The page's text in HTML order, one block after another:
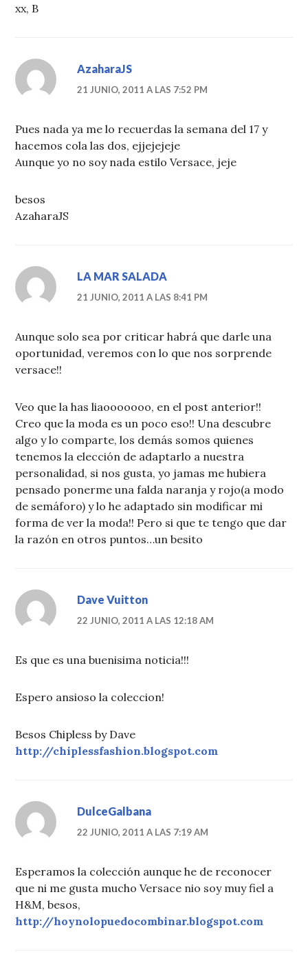
xx, B
AzaharaJS
21 JUNIO, 2011 A LAS 7:52 PM
Pues nada ya me lo recuerdas la semana del 17 y
hacemos cola las dos, ejjejejeje
Aunque yo no soy nada estilo Versace, jeje
besos
AzaharaJS
LA MAR SALADA
21 JUNIO, 2011 A LAS 8:41 PM
Aunque solo sea por criticar habrá que darle una
oportunidad, veremos con lo que nos sorprende
versace!!
Veo que la has liaooooooo, en el post anterior!!
Creo que la moda es un poco eso!! Una descubre
algo y lo comparte, los demás somos quienes
tenemos la elección de adaptarlo a nuestra
personalidad, si nos gusta, yo jamas me hubiera
pensado ponerme una falda naranja y rojo(a modo
de semáforo) y lo he adaptado sin modificar mi
forma de ver la moda!! Pero si que te tengo que dar
la razón en otros puntos…un besito
Dave Vuitton
22 JUNIO, 2011 A LAS 12:18 AM
Es que es una buenisima noticia!!!
Espero ansioso la coleccion!
Besos Chipless by Dave
http://chiplessfashion.blogspot.com
DulceGalbana
22 JUNIO, 2011 A LAS 7:19 AM
Esperamos la colección aunque he de reconocer
que ni me gusta mucho Versace nio soy muy fiel a
H&M, besos,
http://hoynolopuedocombinar.blogspot.com